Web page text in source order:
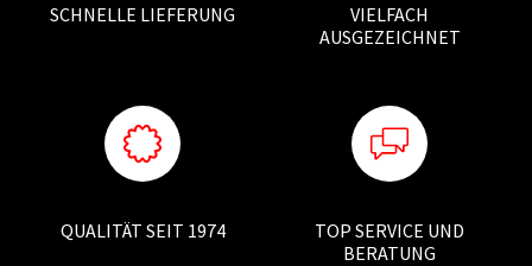
SCHNELLE LIEFERUNG
VIELFACH
AUSGEZEICHNET
QUALITÄT SEIT 1974
TOP SERVICE UND
BERATUNG